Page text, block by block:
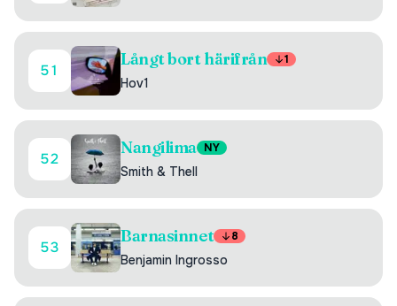
51
Långt bort härifrån 1
Hov1
52
Nangilima NY
Smith & Thell
53
Barnasinnet 8
Benjamin Ingrosso